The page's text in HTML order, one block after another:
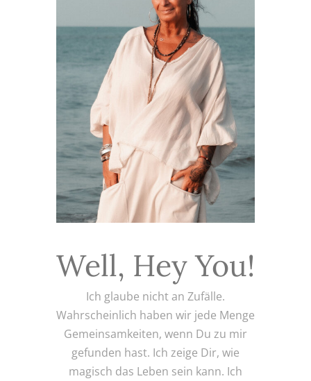
Well, Hey You!
Ich glaube nicht an Zufälle.
Wahrscheinlich haben wir jede Menge
Gemeinsamkeiten, wenn Du zu mir
gefunden hast. Ich zeige Dir, wie
magisch das Leben sein kann. Ich